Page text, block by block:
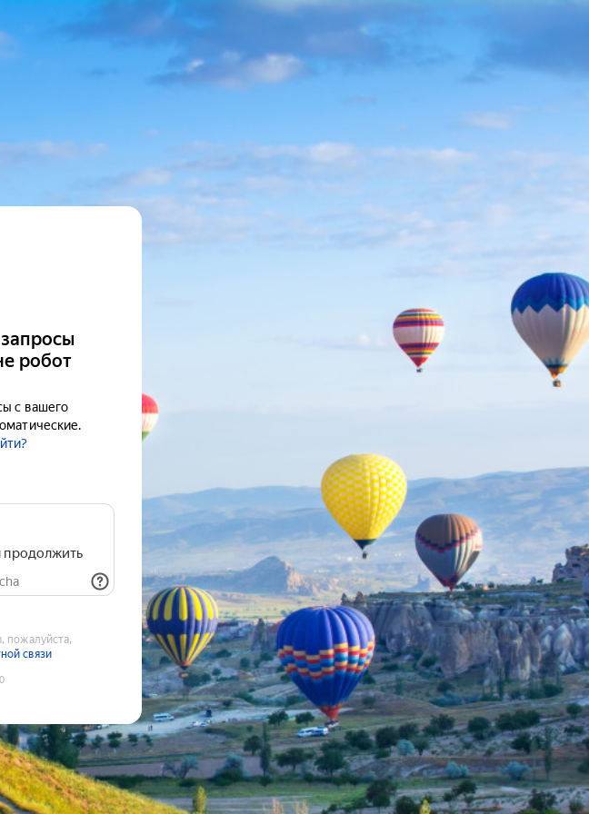
робот
с вашего
пожалуйста,
связи